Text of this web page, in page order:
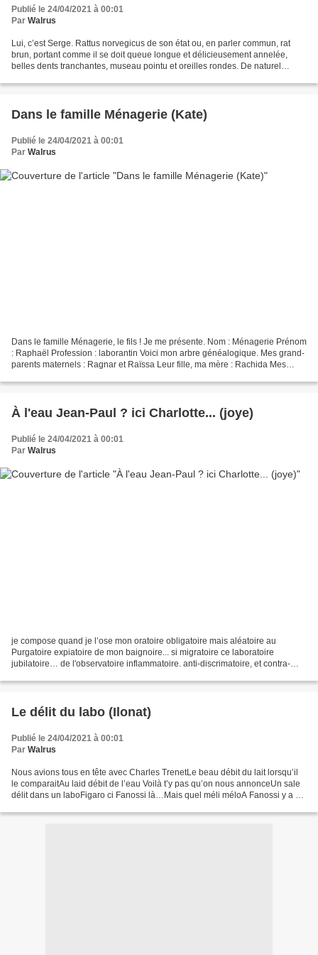
Publié le 24/04/2021 à 00:01
Par Walrus
Lui, c’est Serge. Rattus norvegicus de son état ou, en parler commun, rat
brun, portant comme il se doit queue longue et délicieusement annelée,
belles dents tranchantes, museau pointu et oreilles rondes. De naturel
Dans le famille Ménagerie (Kate)
Publié le 24/04/2021 à 00:01
Par Walrus
Dans le famille Ménagerie, le fils ! Je me présente. Nom : Ménagerie Prénom
: Raphaël Profession : laborantin Voici mon arbre généalogique. Mes grand-
parents maternels : Ragnar et Raïssa Leur fille, ma mère : Rachida Mes
À l'eau Jean-Paul ? ici Charlotte... (joye)
Publié le 24/04/2021 à 00:01
Par Walrus
je compose quand je l’ose mon oratoire obligatoire mais aléatoire au
Purgatoire expiatoire de mon baignoire... si migratoire ce laboratoire
jubilatoire… de l'observatoire inflammatoire. anti-discrimatoire, et contra-
Le délit du labo (Ilonat)
Publié le 24/04/2021 à 00:01
Par Walrus
Nous avions tous en tête avec Charles TrenetLe beau débit du lait lorsqu’il
le comparaitAu laid débit de l’eau Voilà t’y pas qu’on nous annonceUn sale
délit dans un laboFigaro ci Fanossi là…Mais quel méli méloA Fanossi y a du